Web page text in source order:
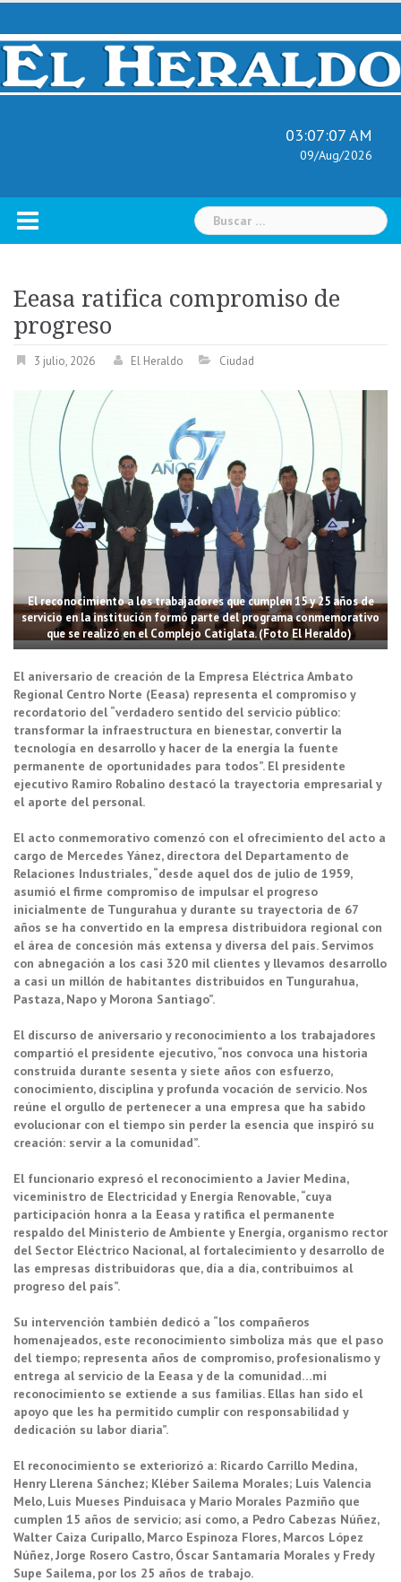
Skip
content
03:07:09 AM
09/Aug/2026
Buscar:
Eeasa ratifica compromiso de
progreso
3 julio, 2026 El Heraldo Ciudad
El reconocimiento a los trabajadores que cumplen 15 y 25 años de
servicio en la institución formó parte del programa conmemorativo
que se realizó en el Complejo Catiglata. (Foto El Heraldo)
El aniversario de creación de la Empresa Eléctrica Ambato
Regional Centro Norte (Eeasa) representa el compromiso y
recordatorio del “verdadero sentido del servicio público:
transformar la infraestructura en bienestar, convertir la
tecnología en desarrollo y hacer de la energía la fuente
permanente de oportunidades para todos”. El presidente
ejecutivo Ramiro Robalino destacó la trayectoria empresarial y
el aporte del personal.
El acto conmemorativo comenzó con el ofrecimiento del acto a
cargo de Mercedes Yánez, directora del Departamento de
Relaciones Industriales, “desde aquel dos de julio de 1959,
asumió el firme compromiso de impulsar el progreso
inicialmente de Tungurahua y durante su trayectoria de 67
años se ha convertido en la empresa distribuidora regional con
el área de concesión más extensa y diversa del país. Servimos
con abnegación a los casi 320 mil clientes y llevamos desarrollo
a casi un millón de habitantes distribuidos en Tungurahua,
Pastaza, Napo y Morona Santiago”.
El discurso de aniversario y reconocimiento a los trabajadores
compartió el presidente ejecutivo, “nos convoca una historia
construida durante sesenta y siete años con esfuerzo,
conocimiento, disciplina y profunda vocación de servicio. Nos
reúne el orgullo de pertenecer a una empresa que ha sabido
evolucionar con el tiempo sin perder la esencia que inspiró su
creación: servir a la comunidad”.
El funcionario expresó el reconocimiento a Javier Medina,
viceministro de Electricidad y Energía Renovable, “cuya
participación honra a la Eeasa y ratifica el permanente
respaldo del Ministerio de Ambiente y Energía, organismo rector
del Sector Eléctrico Nacional, al fortalecimiento y desarrollo de
las empresas distribuidoras que, día a día, contribuimos al
progreso del país”.
Su intervención también dedicó a “los compañeros
homenajeados, este reconocimiento simboliza más que el paso
del tiempo; representa años de compromiso, profesionalismo y
entrega al servicio de la Eeasa y de la comunidad…mi
reconocimiento se extiende a sus familias. Ellas han sido el
apoyo que les ha permitido cumplir con responsabilidad y
dedicación su labor diaria”.
El reconocimiento se exteriorizó a: Ricardo Carrillo Medina,
Henry Llerena Sánchez; Kléber Sailema Morales; Luis Valencia
Melo, Luis Mueses Pinduisaca y Mario Morales Pazmiño que
cumplen 15 años de servicio; así como, a Pedro Cabezas Núñez,
Walter Caiza Curipallo, Marco Espinoza Flores, Marcos López
Núñez, Jorge Rosero Castro, Óscar Santamaría Morales y Fredy
Supe Sailema, por los 25 años de trabajo.